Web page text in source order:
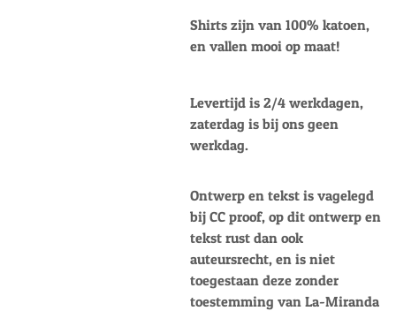
Shirts zijn van 100% katoen,
en vallen mooi op maat!
Levertijd is 2/4 werkdagen,
zaterdag is bij ons geen
werkdag.
Ontwerp en tekst is vagelegd
bij CC proof, op dit ontwerp en
tekst rust dan ook
auteursrecht, en is niet
toegestaan deze zonder
toestemming van La-Miranda